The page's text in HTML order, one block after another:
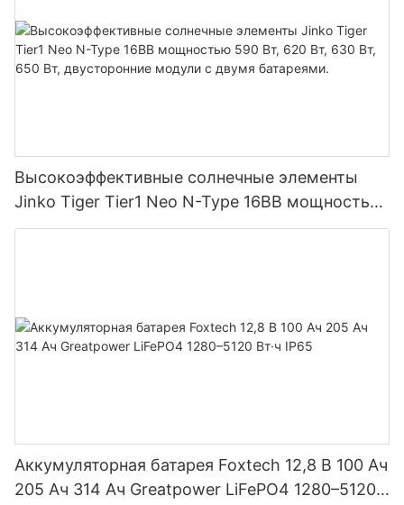
Высокоэффективные солнечные элементы
Jinko Tiger Tier1 Neo N-Type 16BB мощностью
590 Вт, 620 Вт, 630 Вт, 650 Вт, двусторонние
Аккумуляторная батарея Foxtech 12,8 В 100 Ач
205 Ач 314 Ач Greatpower LiFePO4 1280–5120